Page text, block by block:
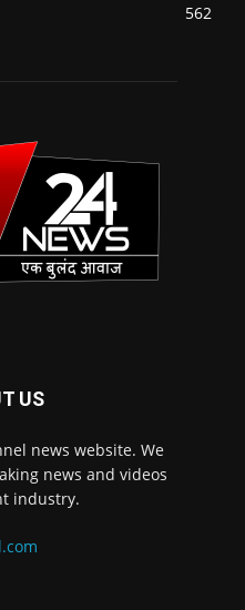
562
US
news website. We
news and videos
industry.